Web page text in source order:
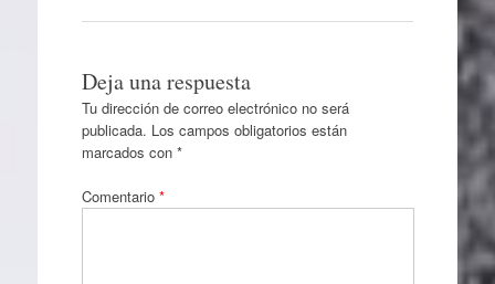
Deja una respuesta
Tu dirección de correo electrónico no será
publicada. Los campos obligatorios están
marcados con *
Comentario *